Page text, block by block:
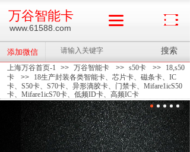
上海万谷首页-1 >> 万谷智能卡 >> s50卡 >>
18,s50
卡
>>
18生产封装各类智能卡、芯片卡、磁条卡、IC
卡、S50卡、S70卡、异形滴胶卡、门禁卡、Mifare1icS50
卡、Mifare1icS70卡、低频ID卡、高频IC卡
添加微信 搜索
www.61588.com
万谷智能卡